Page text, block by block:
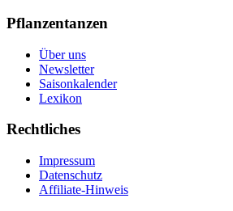
Pflanzentanzen
Über uns
Newsletter
Saisonkalender
Lexikon
Rechtliches
Impressum
Datenschutz
Affiliate-Hinweis